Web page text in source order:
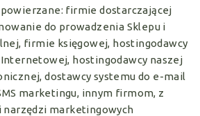
powierzane: firmie dostarczającej
do prowadzenia Sklepu i
firmie księgowej, hostingodawcy
hostingodawcy naszej
dostawcy systemu do e-mail
marketingu, innym firmom, z
narzędzi marketingowych